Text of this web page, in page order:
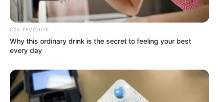
CTA FAVORITE
Why this ordinary drink is the secret to feeling your best
every day